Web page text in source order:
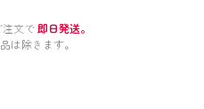
注文で 即日発送。
は除きます。